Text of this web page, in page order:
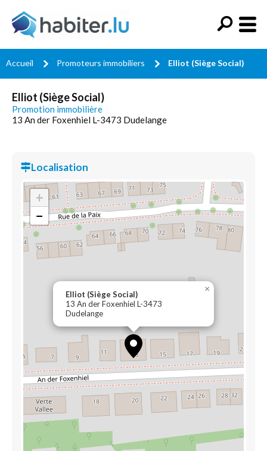
Accueil Promoteurs immobiliers Elliot (Siège Social)
Elliot (Siège Social)
Promotion immobilière
13 An der Foxenhiel L-3473 Dudelange
Localisation
Elliot (Siège Social)
13 An der Foxenhiel L-3473
Dudelange
×
+
−